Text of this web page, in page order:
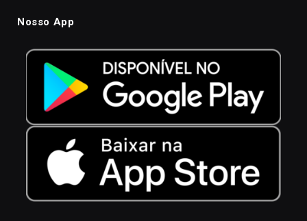
Nosso App